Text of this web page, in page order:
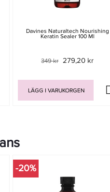
Davines Naturaltech Nourishing
Keratin Sealer 100 Ml
349 kr 279,20 kr
LÄGG I VARUKORGEN
-20%